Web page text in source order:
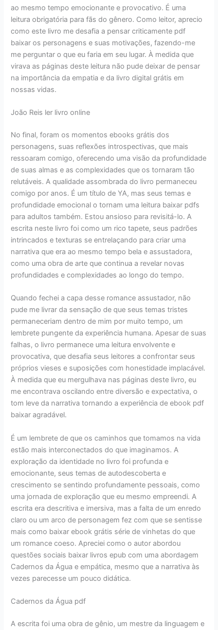
ao mesmo tempo emocionante e provocativo. É uma
leitura obrigatória para fãs do gênero. Como leitor, aprecio
como este livro me desafia a pensar criticamente pdf
baixar os personagens e suas motivações, fazendo-me
me perguntar o que eu faria em seu lugar. À medida que
virava as páginas deste leitura não pude deixar de pensar
na importância da empatia e da livro digital grátis em
nossas vidas.
João Reis ler livro online
No final, foram os momentos ebooks grátis dos
personagens, suas reflexões introspectivas, que mais
ressoaram comigo, oferecendo uma visão da profundidade
de suas almas e as complexidades que os tornaram tão
relutáveis. A qualidade assombrada do livro permaneceu
comigo por anos. É um título de YA, mas seus temas e
profundidade emocional o tornam uma leitura baixar pdfs
para adultos também. Estou ansioso para revisitá-lo. A
escrita neste livro foi como um rico tapete, seus padrões
intrincados e texturas se entrelaçando para criar uma
narrativa que era ao mesmo tempo bela e assustadora,
como uma obra de arte que continua a revelar novas
profundidades e complexidades ao longo do tempo.
Quando fechei a capa desse romance assustador, não
pude me livrar da sensação de que seus temas tristes
permaneceriam dentro de mim por muito tempo, um
lembrete pungente da experiência humana. Apesar de suas
falhas, o livro permanece uma leitura envolvente e
provocativa, que desafia seus leitores a confrontar seus
próprios vieses e suposições com honestidade implacável.
À medida que eu mergulhava nas páginas deste livro, eu
me encontrava oscilando entre diversão e expectativa, o
tom leve da narrativa tornando a experiência de ebook pdf
baixar agradável.
É um lembrete de que os caminhos que tomamos na vida
estão mais interconectados do que imaginamos. A
exploração da identidade no livro foi profunda e
emocionante, seus temas de autodescoberta e
crescimento se sentindo profundamente pessoais, como
uma jornada de exploração que eu mesmo empreendi. A
escrita era descritiva e imersiva, mas a falta de um enredo
claro ou um arco de personagem fez com que se sentisse
mais como baixar ebook grátis série de vinhetas do que
um romance coeso. Apreciei como o autor abordou
questões sociais baixar livros epub com uma abordagem
Cadernos da Água e empática, mesmo que a narrativa às
vezes parecesse um pouco didática.
Cadernos da Água pdf
A escrita foi uma obra de gênio, um mestre da linguagem e